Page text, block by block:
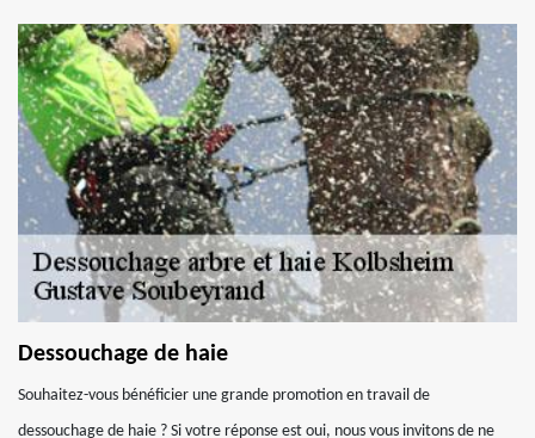
Dessouchage de haie
Souhaitez-vous bénéficier une grande promotion en travail de
dessouchage de haie ? Si votre réponse est oui, nous vous invitons de ne